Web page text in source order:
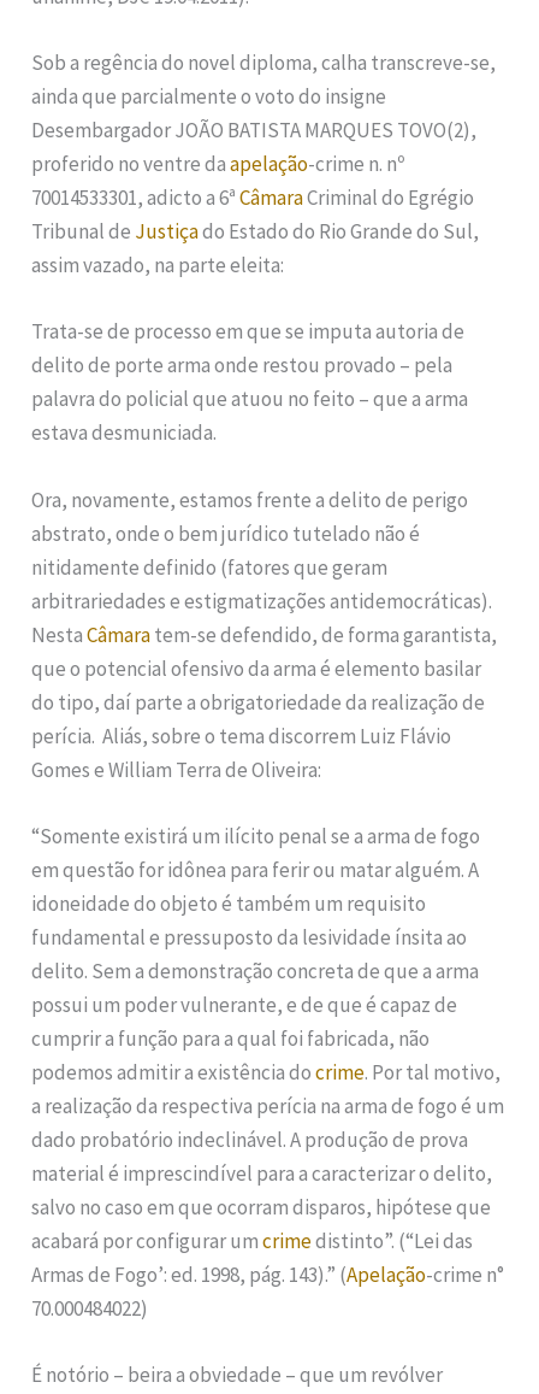
Sob a regência do novel diploma, calha transcreve-se,
ainda que parcialmente o voto do insigne
Desembargador JOÃO BATISTA MARQUES TOVO(2),
proferido no ventre daapelação-crime n. nº
70014533301, adicto a 6ªCâmaraCriminal do Egrégio
Tribunal de Justiçado Estado do Rio Grande do Sul,
assim vazado, na parte eleita:
Trata-se de processo em que se imputa autoria de
delito de porte arma onde restou provado – pela
palavra do policial que atuou no feito – que a arma
estava desmuniciada.
Ora, novamente, estamos frente a delito de perigo
abstrato, onde o bem jurídico tutelado não é
nitidamente definido (fatores que geram
arbitrariedades e estigmatizações antidemocráticas).
NestaCâmaratem-se defendido, de forma garantista,
que o potencial ofensivo da arma é elemento basilar
do tipo, daí parte a obrigatoriedade da realização de
perícia. Aliás, sobre o tema discorrem Luiz Flávio
Gomes e William Terra de Oliveira:
“Somente existirá um ilícito penal se a arma de fogo
em questão for idônea para ferir ou matar alguém. A
idoneidade do objeto é também um requisito
fundamental e pressuposto da lesividade ínsita ao
delito. Sem a demonstração concreta de que a arma
possui um poder vulnerante, e de que é capaz de
cumprir a função para a qual foi fabricada, não
podemos admitir a existência docrime. Por tal motivo,
a realização da respectiva perícia na arma de fogo é um
dado probatório indeclinável. A produção de prova
material é imprescindível para a caracterizar o delito,
salvo no caso em que ocorram disparos, hipótese que
acabará por configurar umcrimedistinto”. (“Lei das
Armas de Fogo’: ed. 1998, pág. 143).” (Apelação-crime n°
70.000484022)
É notório – beira a obviedade – que um revólver